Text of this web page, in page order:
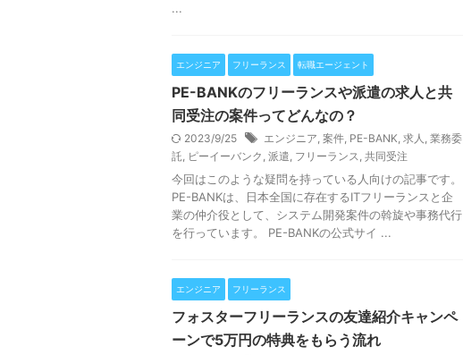
...
エンジニア フリーランス 転職エージェント
PE-BANKのフリーランスや派遣の求人と共
同受注の案件ってどんなの？
2023/9/25 エンジニア, 案件, PE-BANK, 求人 , 業務委
託, ピーイーバンク , 派遣, フリーランス, 共同受注
今回はこのような疑問を持っている人向けの記事です。
PE-BANKは、日本全国に存在するITフリーランスと企
業の仲介役として、システム開発案件の斡旋や事務代行
を行っています。 PE-BANKの公式サイ ...
エンジニア フリーランス
フォスターフリーランスの友達紹介キャンペ
ーンで5万円の特典をもらう流れ